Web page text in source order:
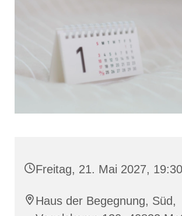
Freitag, 21. Mai 2027,
Haus der Begegnung, Süd,